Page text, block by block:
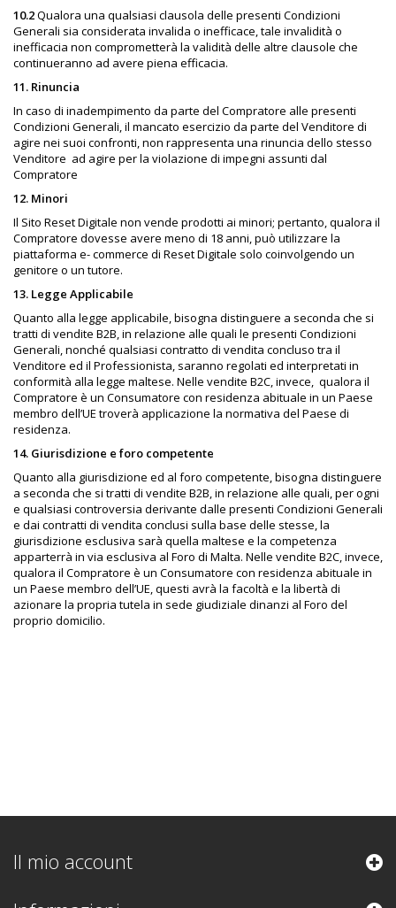
10.2Qualora una qualsiasi clausola delle presenti Condizioni
Generali sia considerata invalida o inefficace, tale invalidità o
inefficacia non comprometterà la validità delle altre clausole che
continueranno ad avere piena efficacia.
11. Rinuncia
In caso di inadempimento da parte del Compratore alle presenti
Condizioni Generali, il mancato esercizio da parte del Venditore di
agire nei suoi confronti, non rappresenta una rinuncia dello stesso
Venditore ad agire per la violazione di impegni assunti dal
Compratore
12. Minori
Il Sito Reset Digitale non vende prodotti ai minori; pertanto, qualora il
Compratore dovesse avere meno di 18 anni, può utilizzare la
piattaforma e- commerce di Reset Digitale solo coinvolgendo un
genitore o un tutore.
13. Legge Applicabile
Quanto alla legge applicabile, bisogna distinguere a seconda che si
tratti di vendite B2B, in relazione alle quali le presenti Condizioni
Generali, nonché qualsiasi contratto di vendita concluso tra il
Venditore ed il Professionista, saranno regolati ed interpretati in
conformità alla legge maltese. Nelle vendite B2C, invece, qualora il
Compratore è un Consumatore con residenza abituale in un Paese
membro dell’UE troverà applicazione la normativa del Paese di
residenza.
14. Giurisdizione e foro competente
Quanto alla giurisdizione ed al foro competente, bisogna distinguere
a seconda che si tratti di vendite B2B, in relazione alle quali, per ogni
e qualsiasi controversia derivante dalle presenti Condizioni Generali
e dai contratti di vendita conclusi sulla base delle stesse, la
giurisdizione esclusiva sarà quella maltese e la competenza
apparterrà in via esclusiva al Foro di Malta. Nelle vendite B2C, invece,
qualora il Compratore è un Consumatore con residenza abituale in
un Paese membro dell’UE, questi avrà la facoltà e la libertà di
azionare la propria tutela in sede giudiziale dinanzi al Foro del
proprio domicilio.
Il mio account